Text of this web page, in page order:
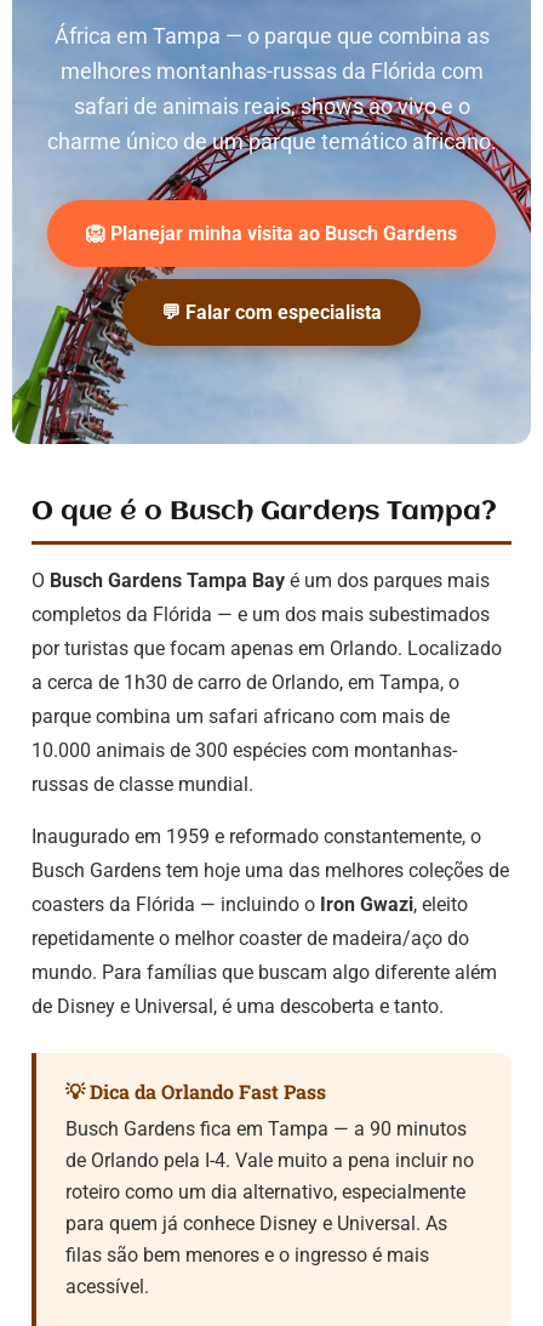
África em Tampa — o parque que combina as
melhores montanhas-russas da Flórida com
safari de animais reais, shows ao vivo e o
charme único de um parque temático africano.
🦁 Planejar minha visita ao Busch Gardens
💬 Falar com especialista
O que é o Busch Gardens Tampa?
O Busch Gardens Tampa Bay é um dos parques mais
completos da Flórida — e um dos mais subestimados
por turistas que focam apenas em Orlando. Localizado
a cerca de 1h30 de carro de Orlando, em Tampa, o
parque combina um safari africano com mais de
10.000 animais de 300 espécies com montanhas-
russas de classe mundial.
Inaugurado em 1959 e reformado constantemente, o
Busch Gardens tem hoje uma das melhores coleções de
coasters da Flórida — incluindo o Iron Gwazi, eleito
repetidamente o melhor coaster de madeira/aço do
mundo. Para famílias que buscam algo diferente além
de Disney e Universal, é uma descoberta e tanto.
💡 Dica da Orlando Fast Pass
Busch Gardens fica em Tampa — a 90 minutos
de Orlando pela I-4. Vale muito a pena incluir no
roteiro como um dia alternativo, especialmente
para quem já conhece Disney e Universal. As
filas são bem menores e o ingresso é mais
acessível.